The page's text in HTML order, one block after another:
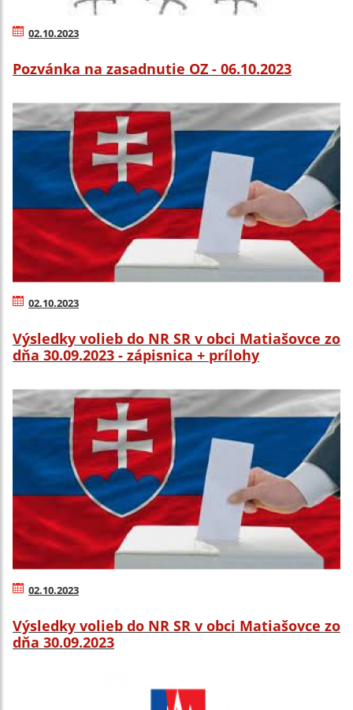
02.10.2023
Pozvánka na zasadnutie OZ - 06.10.2023
02.10.2023
Výsledky volieb do NR SR v obci Matiašovce zo
dňa 30.09.2023 - zápisnica + prílohy
02.10.2023
Výsledky volieb do NR SR v obci Matiašovce zo
dňa 30.09.2023